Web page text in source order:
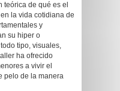
teórica de qué es el
la vida cotidiana de
y
su hiper o
tipo, visuales,
ha ofrecido
a vivir el
pelo de la manera